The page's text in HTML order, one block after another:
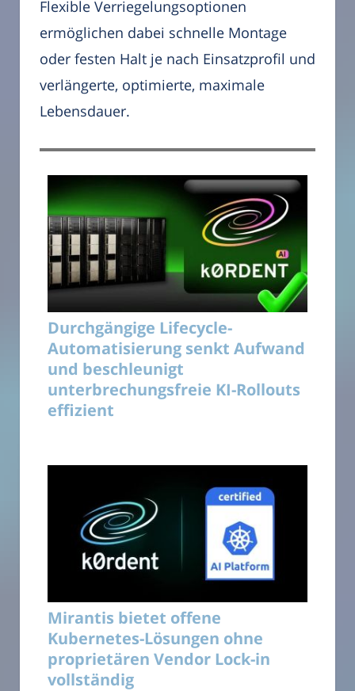
Flexible Verriegelungsoptionen
ermöglichen dabei schnelle Montage
oder festen Halt je nach Einsatzprofil und
verlängerte, optimierte, maximale
Lebensdauer.
Durchgängige Lifecycle-
Automatisierung senkt Aufwand
und beschleunigt
unterbrechungsfreie KI-Rollouts
effizient
Mirantis bietet offene
Kubernetes-Lösungen ohne
proprietären Vendor Lock-in
vollständig